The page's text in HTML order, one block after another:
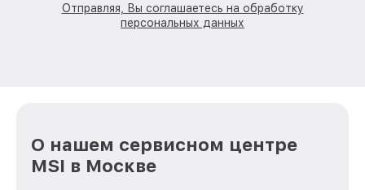
Отправляя, Вы соглашаетесь на обработку
персональных данных
О нашем сервисном центре
MSI в Москве